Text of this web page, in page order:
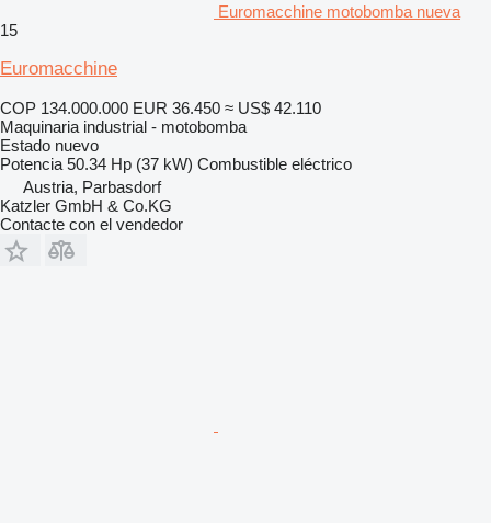
Euromacchine motobomba nueva
15
Euromacchine
COP 134.000.000 EUR 36.450 ≈ US$ 42.110
Maquinaria industrial - motobomba
Estado nuevo
Potencia 50.34 Hp (37 kW) Combustible eléctrico
Austria, Parbasdorf
Katzler GmbH & Co.KG
Contacte con el vendedor